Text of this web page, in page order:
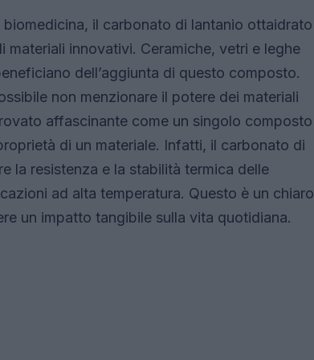
il carbonato di lantanio ottaidrato
innovativi. Ceramiche, vetri e leghe
dell’aggiunta di questo composto.
non menzionare il potere dei materiali
affascinante come un singolo composto
di un materiale. Infatti, il carbonato di
la resistenza e la stabilità termica delle
ad alta temperatura. Questo è un chiaro
un impatto tangibile sulla vita quotidiana.